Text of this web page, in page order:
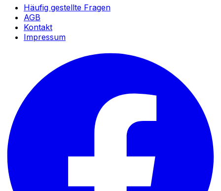
Häufig gestellte Fragen
AGB
Kontakt
Impressum